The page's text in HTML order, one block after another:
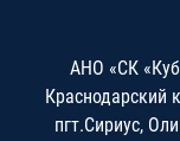
АНО «СК
Краснодарский
пгт.Сириус,